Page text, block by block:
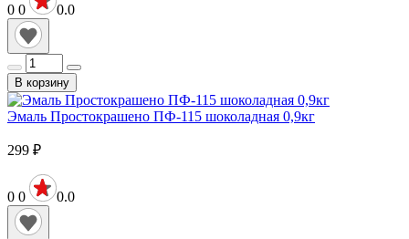
0 0 0.0
В корзину
Эмаль Простокрашено ПФ-115 шоколадная 0,9кг
299 ₽
0 0 0.0